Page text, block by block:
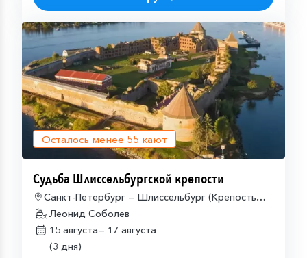
Осталось менее 55 кают
Судьба Шлиссельбургской крепости
Санкт-Петербург — Шлиссельбург (Крепость
Орешек) — Санкт-Петербург
Леонид Соболев
15 августа— 17 августа
(3 дня)